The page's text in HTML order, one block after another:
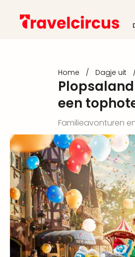
Home / Dagje uit /
een
Familieavonturen